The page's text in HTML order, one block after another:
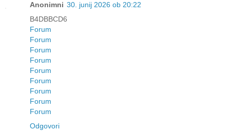
Anonimni 30. junij 2026 ob 20:22
B4DBBCD6
Forum
Forum
Forum
Forum
Forum
Forum
Forum
Forum
Forum
Odgovori